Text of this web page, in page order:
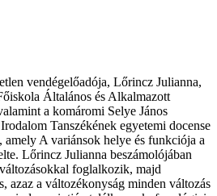
vendégelőadója, Lőrincz Julianna,
Általános és Alkalmazott
a komáromi Selye János
Tanszékének egyetemi docense
amely A variánsok helye és funkciója a
Lőrincz Julianna beszámolójában
foglalkozik, majd
azaz a változékonyság minden változás